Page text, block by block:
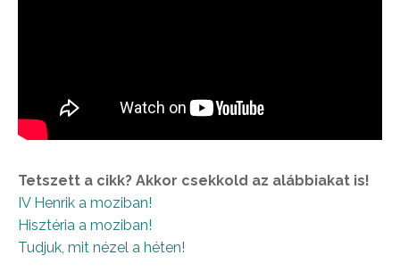
Tetszett a cikk? Akkor csekkold az alábbiakat is!
IV Henrik a moziban!
Hisztéria a moziban!
Tudjuk, mit nézel a héten!